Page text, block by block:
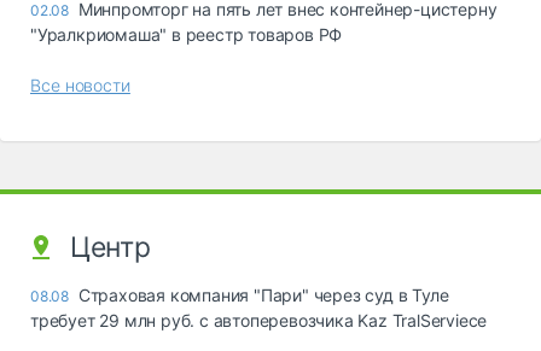
02.08 Минпромторг на пять лет внес контейнер-цистерну
"Уралкриомаша" в реестр товаров РФ
Все новости
Центр
08.08 Страховая компания "Пари" через суд в Туле
требует 29 млн руб. с автоперевозчика Kaz TralServiece